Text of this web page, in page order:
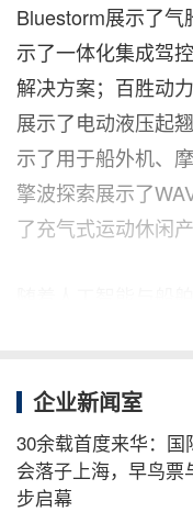
Bluestorm展示了
示了一体化集成驾
解决方案；百胜动
展示了电动液压起
示了用于船外机、
擎波探索展示了
了充气式运动休闲产
的持续革新，使船
场所展示的新技术
高效、更绿色" 的
企业新闻室
30余载首度来华：国
会落子上海，早鸟票
步启幕